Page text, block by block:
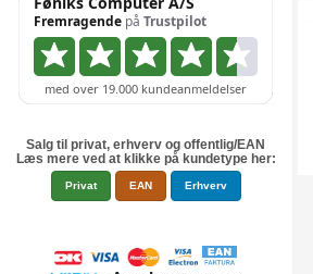
Salg til privat, erhverv og offentlig/EAN
Læs mere ved at klikke på kundetype her:
Privat EAN Erhverv